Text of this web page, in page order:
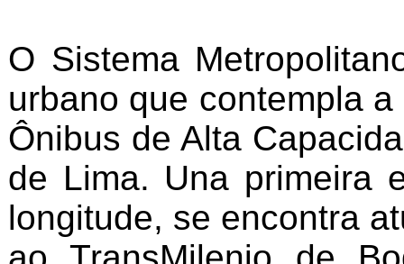
O Sistema
urbano que contempla
Ônibus de Alta
de Lima. Una primeira
longitude, se encontra